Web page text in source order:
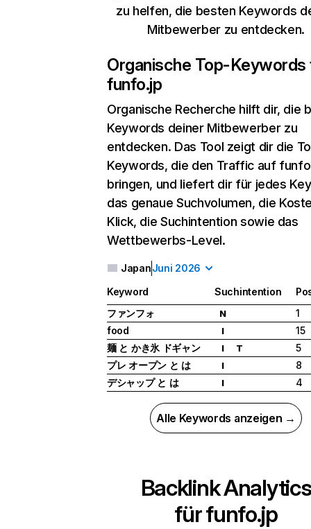
zu helfen, die besten Keywords
Mitbewerber zu entdecken.
Organische Top-Keywords
funfo.jp
Organische Recherche hilft dir, die
Keywords deiner Mitbewerber zu
entdecken. Das Tool zeigt dir die
Keywords, die den Traffic auf
bringen, und liefert dir für jedes
das genaue Suchvolumen, die
Klick, die Suchintention sowie das
Wettbewerbs-Level.
JapanJuni 2026
Keyword Suchintention
ファンフォ
N
1
food
I
15
麺 と かき氷 ドギャン
I T
5
プレ オープン と は
I
8
デシャップ と は
I 4
Alle Keywords anzeigen →
Backlink Analytics
fürfunfo.jp